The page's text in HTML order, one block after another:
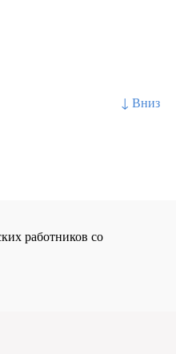
↓ Вниз
работников со